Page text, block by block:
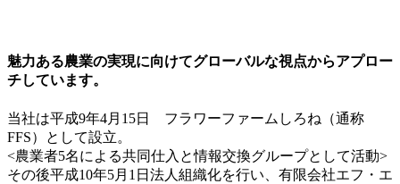
魅力ある農業の実現に向けてグローバルな視点からアプロー
チしています。
当社は平成9年4月15日 フラワーファームしろね（通称
FFS）として設立。
<農業者5名による共同仕入と情報交換グループとして活動>
その後平成10年5月1日法人組織化を行い、有限会社エフ・エ